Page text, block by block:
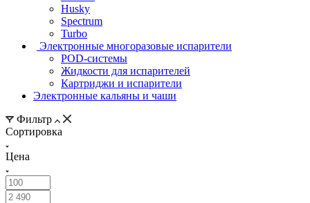
Husky
Spectrum
Turbo
Электронные многоразовые испарители
POD-системы
Жидкости для испарителей
Картриджи и испарители
Электронные кальяны и чаши
Фильтр
Сортировка
Цена